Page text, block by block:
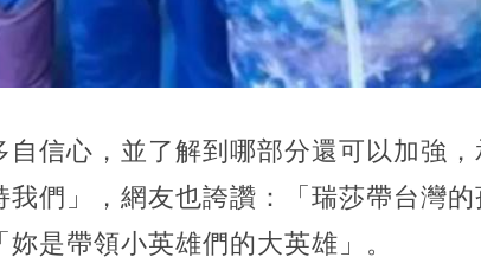
信心，並了解到哪部分還可以加強
們」，網友也誇讚：「瑞莎帶台灣的
妳是帶領小英雄們的大英雄」。